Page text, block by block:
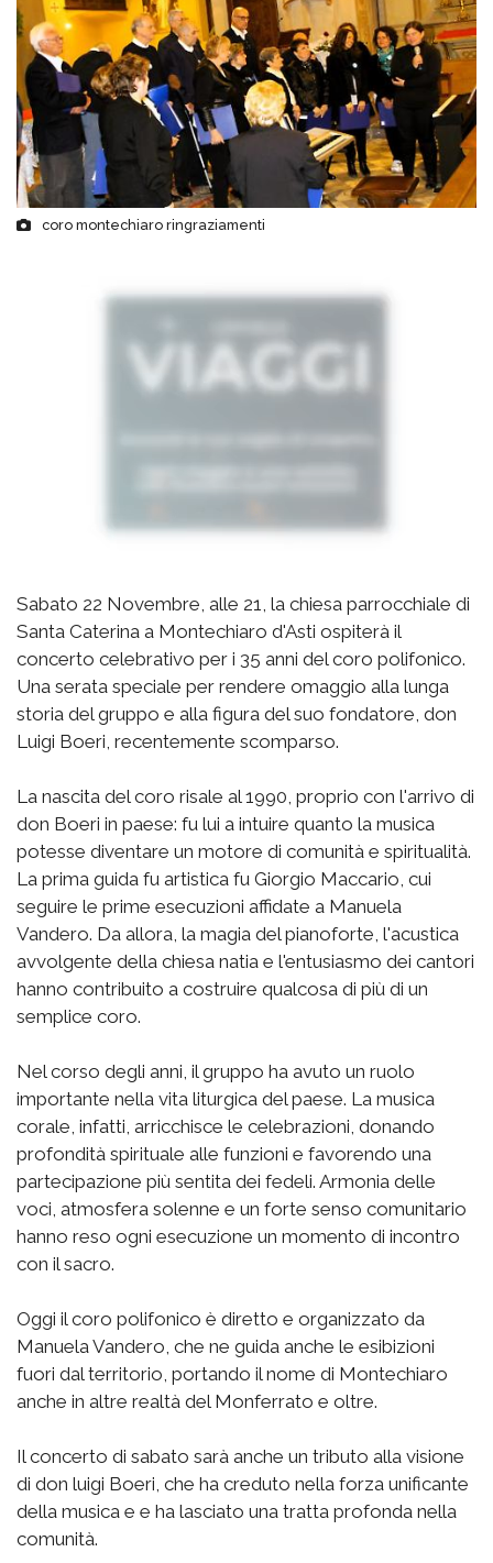
coro montechiaro ringraziamenti
Sabato 22 Novembre, alle 21, la chiesa parrocchiale di
Santa Caterina a Montechiaro d'Asti ospiterà il
concerto celebrativo per i 35 anni del coro polifonico.
Una serata speciale per rendere omaggio alla lunga
storia del gruppo e alla figura del suo fondatore, don
Luigi Boeri, recentemente scomparso.
La nascita del coro risale al 1990, proprio con l'arrivo di
don Boeri in paese: fu lui a intuire quanto la musica
potesse diventare un motore di comunità e spiritualità.
La prima guida fu artistica fu Giorgio Maccario, cui
seguire le prime esecuzioni affidate a Manuela
Vandero. Da allora, la magia del pianoforte, l'acustica
avvolgente della chiesa natia e l'entusiasmo dei cantori
hanno contribuito a costruire qualcosa di più di un
semplice coro.
Nel corso degli anni, il gruppo ha avuto un ruolo
importante nella vita liturgica del paese. La musica
corale, infatti, arricchisce le celebrazioni, donando
profondità spirituale alle funzioni e favorendo una
partecipazione più sentita dei fedeli. Armonia delle
voci, atmosfera solenne e un forte senso comunitario
hanno reso ogni esecuzione un momento di incontro
con il sacro.
Oggi il coro polifonico è diretto e organizzato da
Manuela Vandero, che ne guida anche le esibizioni
fuori dal territorio, portando il nome di Montechiaro
anche in altre realtà del Monferrato e oltre.
Il concerto di sabato sarà anche un tributo alla visione
di don luigi Boeri, che ha creduto nella forza unificante
della musica e e ha lasciato una tratta profonda nella
comunità.